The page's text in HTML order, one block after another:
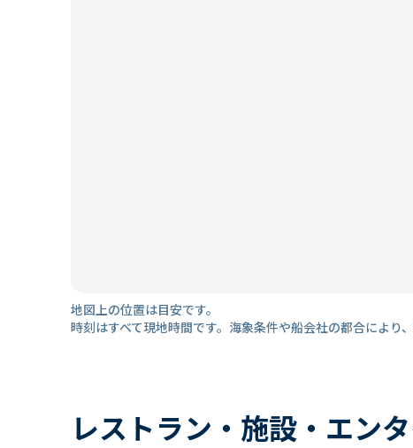
地図上の位置は目安です。
時刻はすべて現地時間です。海象条件や船会社の都合により
レストラン・施設・エン